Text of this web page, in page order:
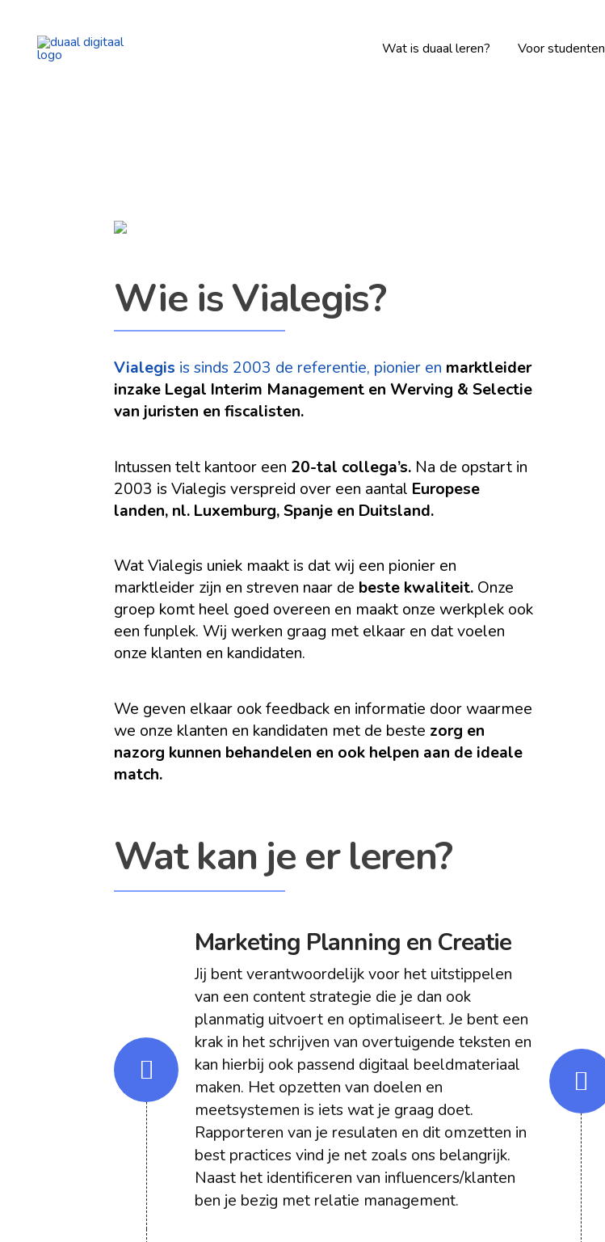
Wat is duaal leren? Voor studenten
Wie is Vialegis?
Vialegis is sinds 2003 de referentie, pionier en marktleider
inzake Legal Interim Management en Werving & Selectie
van juristen en fiscalisten.
Intussen telt kantoor een 20-tal collega’s. Na de opstart in
2003 is Vialegis verspreid over een aantal Europese
landen, nl. Luxemburg, Spanje en Duitsland.
Wat Vialegis uniek maakt is dat wij een pionier en
marktleider zijn en streven naar de beste kwaliteit. Onze
groep komt heel goed overeen en maakt onze werkplek ook
een funplek. Wij werken graag met elkaar en dat voelen
onze klanten en kandidaten.
We geven elkaar ook feedback en informatie door waarmee
we onze klanten en kandidaten met de beste zorg en
nazorg kunnen behandelen en ook helpen aan de ideale
match.
Wat kan je er leren?
Marketing Planning en Creatie
Jij bent verantwoordelijk voor het uitstippelen
van een content strategie die je dan ook
planmatig uitvoert en optimaliseert. Je bent een
krak in het schrijven van overtuigende teksten en
kan hierbij ook passend digitaal beeldmateriaal
maken. Het opzetten van doelen en
meetsystemen is iets wat je graag doet.
Rapporteren van je resulaten en dit omzetten in
best practices vind je net zoals ons belangrijk.
Naast het identificeren van influencers/klanten
ben je bezig met relatie management.